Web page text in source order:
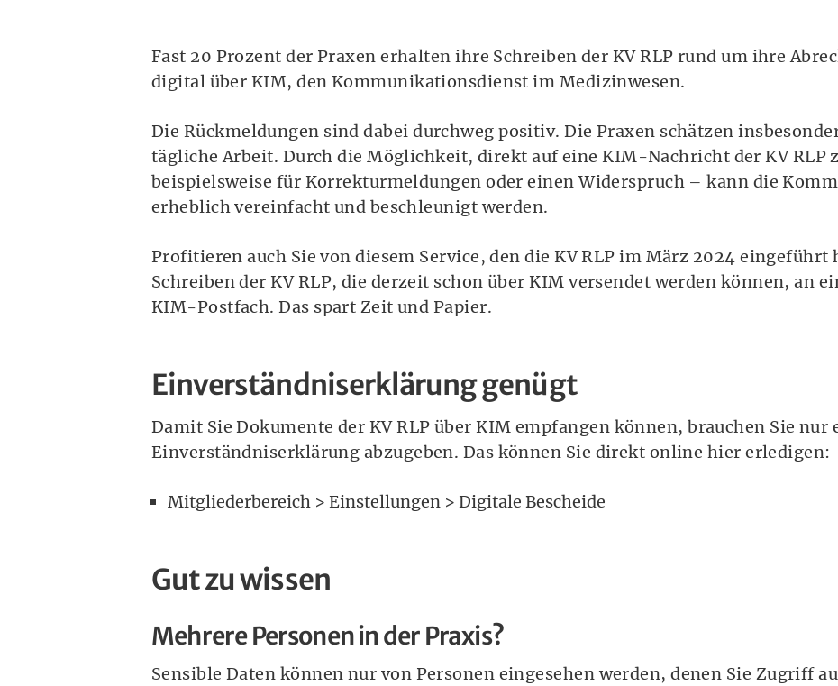
Fast 20 Prozent der Praxen erhalten ihre Schreiben der KV RLP rund um ihre
digital über KIM, den Kommunikationsdienst im Medizinwesen.
Die Rückmeldungen sind dabei durchweg positiv. Die Praxen schätzen
tägliche Arbeit. Durch die Möglichkeit, direkt auf eine KIM-Nachricht der KV RLP
beispielsweise für Korrekturmeldungen oder einen Widerspruch – kann die
erheblich vereinfacht und beschleunigt werden.
Profitieren auch Sie von diesem Service, den die KV RLP im März 2024 eingeführt
Schreiben der KV RLP, die derzeit schon über KIM versendet werden können, an
KIM-Postfach. Das spart Zeit und Papier.
Einverständniserklärung genügt
Damit Sie Dokumente der KV RLP über KIM empfangen können, brauchen Sie nur
Einverständniserklärung abzugeben. Das können Sie direkt online hier erledigen:
Mitgliederbereich > Einstellungen > Digitale Bescheide
Gut zu wissen
Mehrere Personen in der Praxis?
Sensible Daten können nur von Personen eingesehen werden, denen Sie Zugriff